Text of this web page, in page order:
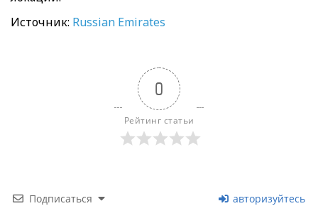
Источник: Russian Emirates
0
Рейтинг статьи
Подписаться авторизуйтесь